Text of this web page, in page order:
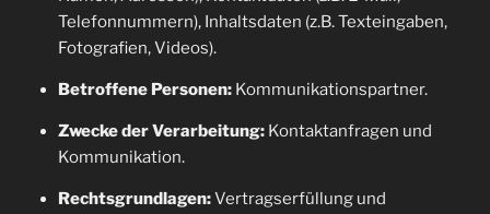
Telefonnummern), Inhaltsdaten (z.B. Texteingaben,
Fotografien, Videos).
Betroffene Personen:Kommunikationspartner.
Zwecke der Verarbeitung:Kontaktanfragen und
Kommunikation.
Rechtsgrundlagen:Vertragserfüllung und